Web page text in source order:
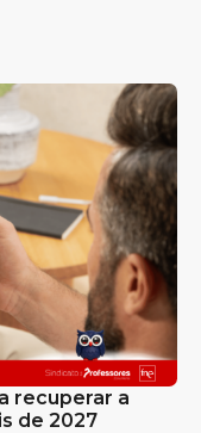
recuperar a
de 2027